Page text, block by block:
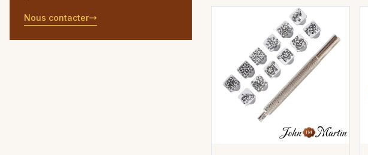
Nous contacter